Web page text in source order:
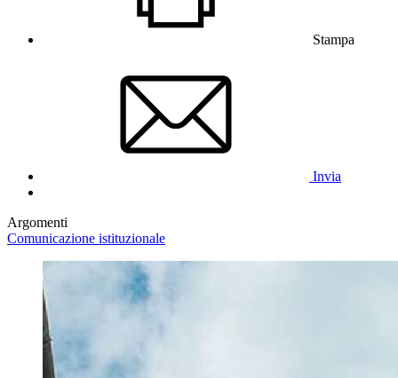
Stampa
Invia
Argomenti
Comunicazione istituzionale